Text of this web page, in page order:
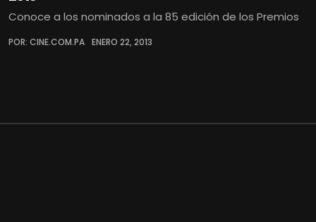
Conoce a los nominados a la 85 edición de los Premios
POR: CINE.COM.PA ENERO 22, 2013